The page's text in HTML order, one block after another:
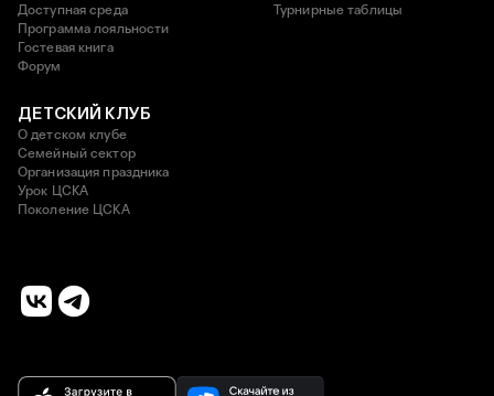
Доступная среда
Программа лояльности
Гостевая книга
Форум
Турнирные таблицы
ДЕТСКИЙ КЛУБ
О детском клубе
Семейный сектор
Организация праздника
Урок ЦСКА
Поколение ЦСКА